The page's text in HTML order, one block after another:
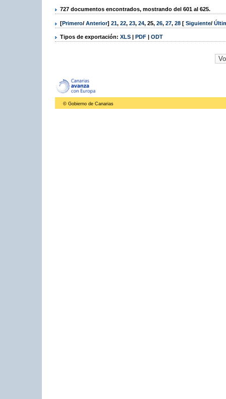
727 documentos encontrados, mostrando del 601 al 625.
[Primero/ Anterior] 21, 22, 23, 24, 25, 26, 27, 28 [ Siguiente/
Tipos de exportación: XLS | PDF | ODT
© Gobierno de Canarias